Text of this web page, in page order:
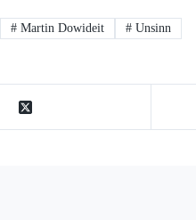
# Martin Dowideit # Unsinn